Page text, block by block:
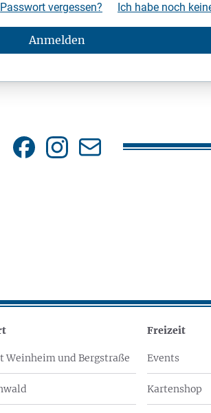
Passwort vergessen? Ich habe noch
Anmelden
Weinheim und Bergstraße
Freizeit
Events
Kartenshop